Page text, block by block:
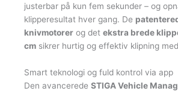
justerbar på kun fem sekunder – og
klipperesultat hver gang. De
knivmotorer og det ekstra brede
cm sikrer hurtig og effektiv klipning
Smart teknologi og fuld kontrol via app
Den avancerede STIGA Vehicle